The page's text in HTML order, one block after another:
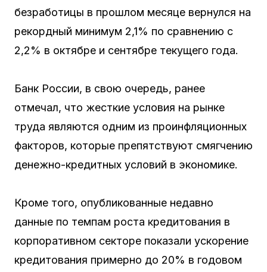
безработицы в прошлом месяце вернулся на
рекордный минимум 2,1% по сравнению с
2,2% в октябре и сентябре текущего года.
Банк России, в свою очередь, ранее
отмечал, что жесткие условия на рынке
труда являются одним из проинфляционных
факторов, которые препятствуют смягчению
денежно-кредитных условий в экономике.
Кроме того, опубликованные недавно
данные по темпам роста кредитования в
корпоративном секторе показали ускорение
кредитования примерно до 20% в годовом